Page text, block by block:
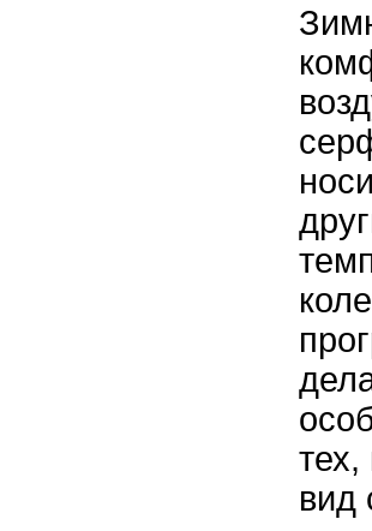
тех,
вид